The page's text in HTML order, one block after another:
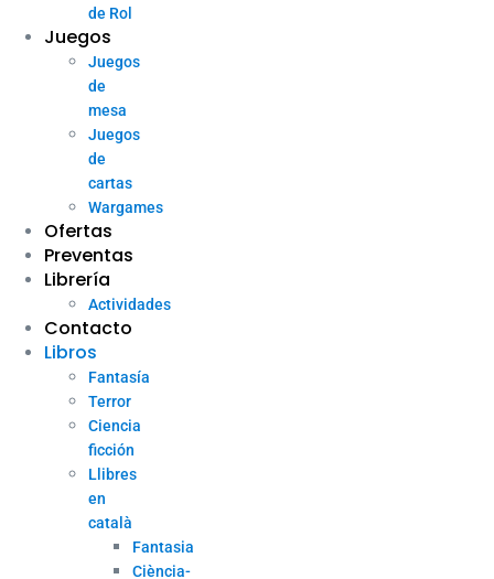
de Rol
Juegos
Juegos
de
mesa
Juegos
de
cartas
Wargames
Ofertas
Preventas
Librería
Actividades
Contacto
Libros
Fantasía
Terror
Ciencia
ficción
Llibres
en
català
Fantasia
Ciència-